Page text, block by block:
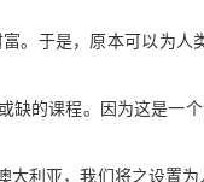
。于是，原本可以为
的课程。因为这是一
利亚，我们将之设置